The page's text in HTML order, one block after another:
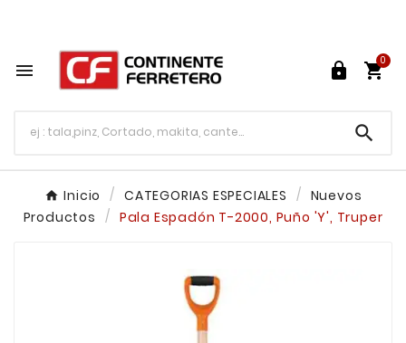
  
0

Inicio CATEGORIAS ESPECIALES
Nuevos
Productos
Pala Espadón T-2000, Puño 'Y', Truper